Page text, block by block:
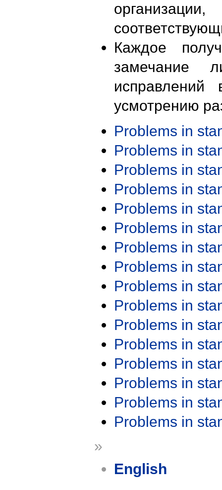
Каждое
замечание
исправлений
усмотрению
Problems in
Problems in
Problems in
Problems in
Problems in
Problems in
Problems in
Problems in
Problems in
Problems in
Problems in
Problems in
Problems in
Problems in
Problems in
Problems in
»
English